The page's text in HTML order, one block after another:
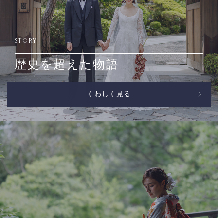
STORY
歴史を超えた物語
くわしく見る